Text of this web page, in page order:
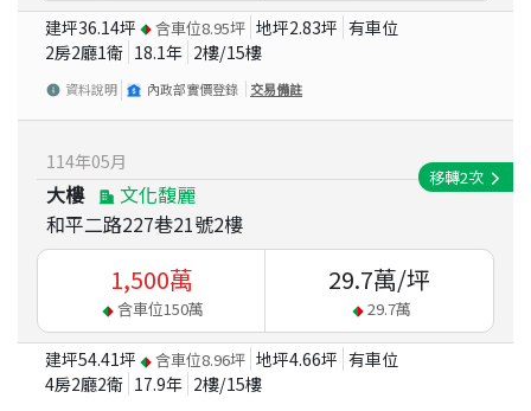
建坪36.14坪 含車位8.95坪 地坪2.83坪 有車位
2房2廳1衛 18.1年 2樓/15樓
資料說明 內政部實價登錄 交易備註
114年05月
大樓
文化馥麗
和平二路227巷21號2樓
移轉2次
1,500萬
含車位150萬
29.7萬/坪
29.7萬
建坪54.41坪 含車位8.96坪 地坪4.66坪 有車位
4房2廳2衛 17.9年 2樓/15樓